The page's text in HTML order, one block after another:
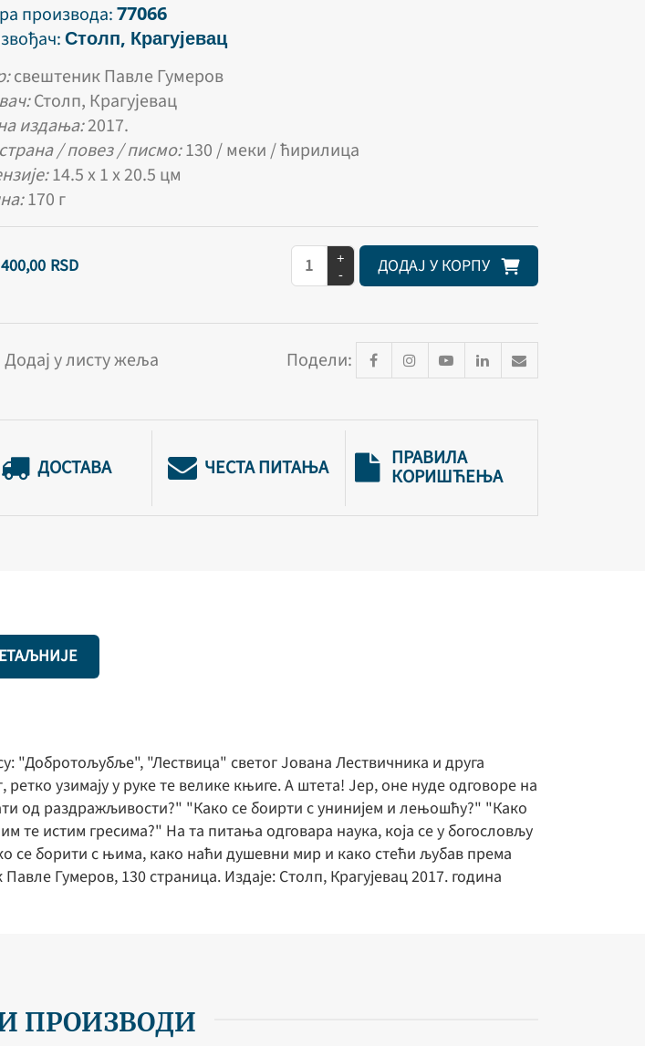
производа:77066
Столп, Крагујевац
свештеник Павле Гумеров
Столп, Крагујевац
издања:2017.
/ повез / писмо:130 / меки / ћирилица
14.5 х 1 х 20.5 цм
170 г
400,00 RSD
+
-
Додај у листу жеља Подели:
ДОСТАВА ЧЕСТА ПИТАЊА ПРАВИЛА
КОРИШЋЕЊА
"Лествица" светог Јована Лествичника и друга
узимају у руке те велике књиге. А штета! Јер, оне нуде одговоре на
од раздражљивости?" "Како се боирти с унинијем и лењошћу?" "Како
те истим гресима?" На та питања одговара наука, која се у богословљу
се борити с њима, како наћи душевни мир и како стећи љубав према
Гумеров, 130 страница. Издаје: Столп, Крагујевац 2017. година
ПРОИЗВОДИ